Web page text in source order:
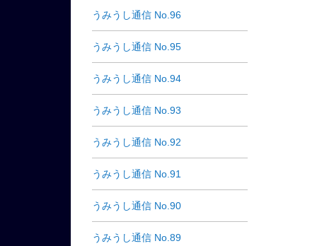
うみうし通信 No.96
うみうし通信 No.95
うみうし通信 No.94
うみうし通信 No.93
うみうし通信 No.92
うみうし通信 No.91
うみうし通信 No.90
うみうし通信 No.89